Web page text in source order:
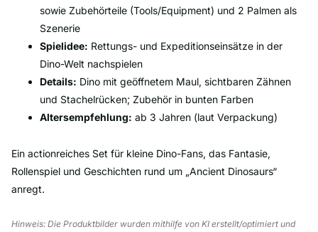
sowie Zubehörteile (Tools/Equipment) und 2 Palmen als
Szenerie
Spielidee: Rettungs- und Expeditionseinsätze in der
Dino-Welt nachspielen
Details: Dino mit geöffnetem Maul, sichtbaren Zähnen
und Stachelrücken; Zubehör in bunten Farben
Altersempfehlung: ab 3 Jahren (laut Verpackung)
Ein actionreiches Set für kleine Dino-Fans, das Fantasie,
Rollenspiel und Geschichten rund um „Ancient Dinosaurs“
anregt.
Hinweis: Die Produktbilder wurden mithilfe von KI erstellt/optimiert und